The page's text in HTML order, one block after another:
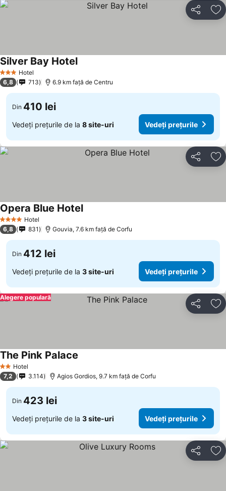
Distribuiți
3 SteleHotel
Silver Bay Hotel
6,8 713 6.9 km faţă de Centru
Din 410 lei
Vedeți prețurile de la 8 site-uri Vedeți prețurile
Distribuiți
4 Stele Hotel
Opera Blue Hotel
6,8 831 Gouvia, 7.6 km faţă de Corfu
Din 412 lei
Vedeți prețurile de la 3 site-uri Vedeți prețurile
Distribuiți
Alegere populară
2 SteleHotel
The Pink Palace
7,2 3.114 Agios Gordios, 9.7 km faţă de Corfu
Din 423 lei
Vedeți prețurile de la 3 site-uri Vedeți prețurile
Distribuiți